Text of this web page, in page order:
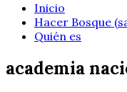
Inicio
Hacer Bosque
Quién es
academia